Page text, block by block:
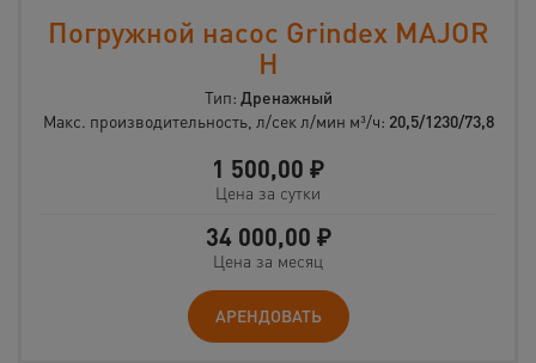
Погружной насос Grindex MAJOR
H
Тип: Дренажный
Макс. производительность, л/сек л/мин м³/ч: 20,5/1230/73,8
1 500,00 ₽
Цена за сутки
34 000,00 ₽
Цена за месяц
АРЕНДОВАТЬ